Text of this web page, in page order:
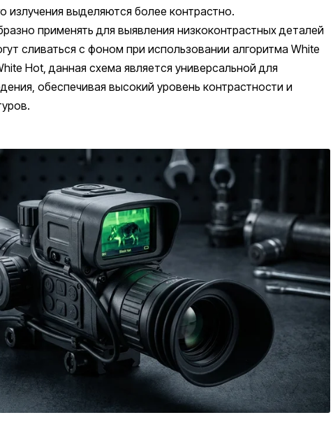
излучения выделяются более контрастно.
применять для выявления низкоконтрастных деталей
сливаться с фоном при использовании алгоритма White
Hot, данная схема является универсальной для
обеспечивая высокий уровень контрастности и